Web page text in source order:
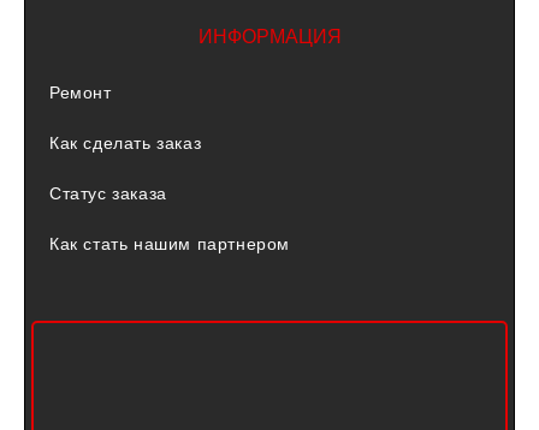
ИНФОРМАЦИЯ
Ремонт
Как сделать заказ
Статус заказа
Как стать нашим партнером